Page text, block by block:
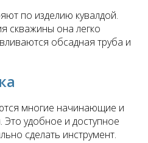
по изделию кувалдой.
скважины она легко
обсадная труба и
многие начинающие и
удобное и доступное
сделать инструмент.